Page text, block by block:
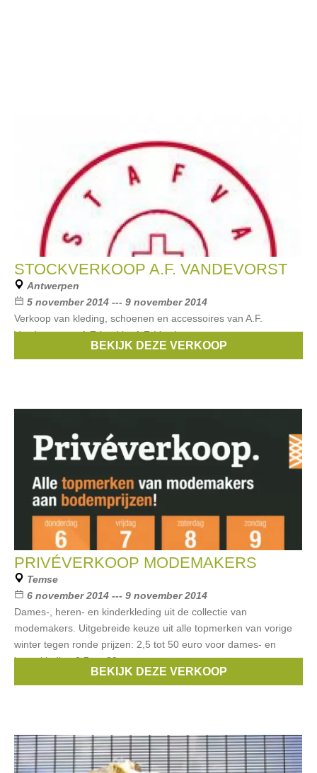
STOCKVERKOOP A.F. VANDEVORST
Antwerpen
5 november 2014 --- 9 november 2014
Verkoop van kleding, schoenen en accessoires van A.F.
Vandevorst en A.Friend by A.F. Vandevorst
A.F. Vandevorst,A Friend by A.F. Vandevorst
BEKIJK DEZE VERKOOP
PRIVÉVERKOOP MODEMAKERS
Temse
6 november 2014 --- 9 november 2014
Dames-, heren- en kinderkleding uit de collectie van
modemakers. Uitgebreide keuze uit alle topmerken van vorige
winter tegen ronde prijzen: 2,5 tot 50 euro voor dames- en
herenkleding 2,5 tot 30 euro
Guess,Mexx, Esprit, CKS,Only, ...
BEKIJK DEZE VERKOOP